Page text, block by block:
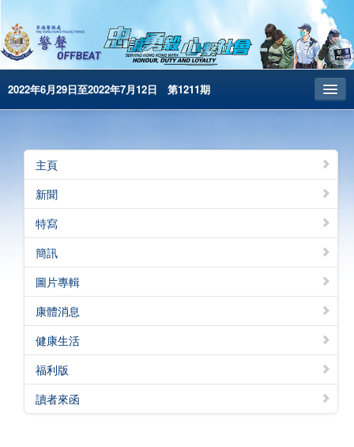
2022年6月29日至2022年7月12日 第1211期
昔日警聲
警務處主頁
简体版
English
電子書版
警聲特刊
主頁
新聞
特寫
簡訊
圖片專輯
康體消息
健康生活
福利版
讀者來函